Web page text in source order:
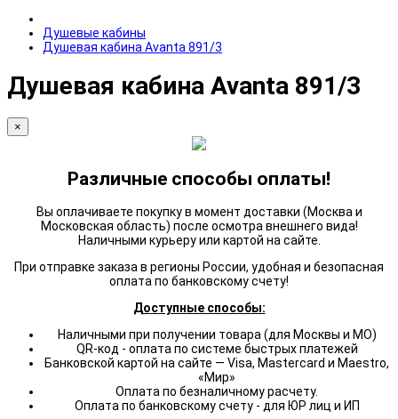
Душевые кабины
Душевая кабина Avanta 891/3
Душевая кабина Avanta 891/3
×
Различные способы оплаты!
Вы оплачиваете покупку в момент доставки (Москва и
Московская область) после осмотра внешнего вида!
Наличными курьеру или картой на сайте.
При отправке заказа в регионы России, удобная и безопасная
оплата по банковскому счету!
Доступные способы:
Наличными при получении товара (для Москвы и МО)
QR-код - оплата по системе быстрых платежей
Банковской картой на сайте — Visa, Mastercard и Maestro,
«Мир»
Оплата по безналичному расчету.
Оплата по банковскому счету - для ЮР лиц и ИП